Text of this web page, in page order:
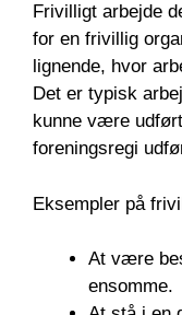
Frivilligt arbejde
for en frivillig
lignende, hvor
Det er typisk
kunne være
foreningsregi
Eksempler på
At være
ensomme.